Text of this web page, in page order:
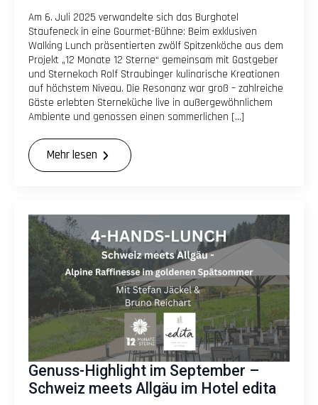
Am 6. Juli 2025 verwandelte sich das Burghotel
Staufeneck in eine Gourmet-Bühne: Beim exklusiven
Walking Lunch präsentierten zwölf Spitzenköche aus dem
Projekt „12 Monate 12 Sterne“ gemeinsam mit Gastgeber
und Sternekoch Rolf Straubinger kulinarische Kreationen
auf höchstem Niveau. Die Resonanz war groß – zahlreiche
Gäste erlebten Sterneküche live in außergewöhnlichem
Ambiente und genossen einen sommerlichen […]
Mehr lesen
Genuss-Highlight im September –
Schweiz meets Allgäu im Hotel edita